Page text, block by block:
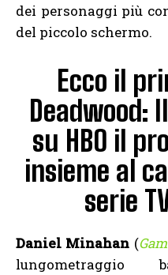
dei personaggi più
del piccolo schermo.
Ecco il
Deadwood:
su HBO il
insieme al
serie
Daniel Minahan (